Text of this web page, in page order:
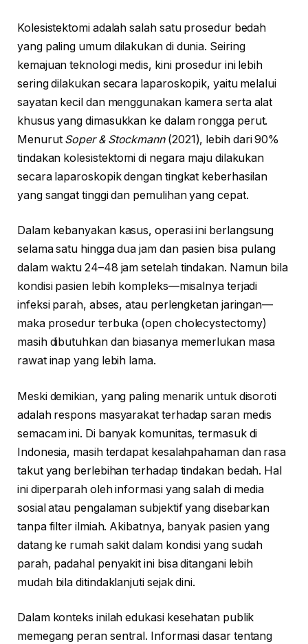
Kolesistektomi adalah salah satu prosedur bedah
yang paling umum dilakukan di dunia. Seiring
kemajuan teknologi medis, kini prosedur ini lebih
sering dilakukan secara laparoskopik, yaitu melalui
sayatan kecil dan menggunakan kamera serta alat
khusus yang dimasukkan ke dalam rongga perut.
Menurut Soper & Stockmann(2021), lebih dari 90%
tindakan kolesistektomi di negara maju dilakukan
secara laparoskopik dengan tingkat keberhasilan
yang sangat tinggi dan pemulihan yang cepat.
Dalam kebanyakan kasus, operasi ini berlangsung
selama satu hingga dua jam dan pasien bisa pulang
dalam waktu 24–48 jam setelah tindakan. Namun bila
kondisi pasien lebih kompleks—misalnya terjadi
infeksi parah, abses, atau perlengketan jaringan—
maka prosedur terbuka (open cholecystectomy)
masih dibutuhkan dan biasanya memerlukan masa
rawat inap yang lebih lama.
Meski demikian, yang paling menarik untuk disoroti
adalah respons masyarakat terhadap saran medis
semacam ini. Di banyak komunitas, termasuk di
Indonesia, masih terdapat kesalahpahaman dan rasa
takut yang berlebihan terhadap tindakan bedah. Hal
ini diperparah oleh informasi yang salah di media
sosial atau pengalaman subjektif yang disebarkan
tanpa filter ilmiah. Akibatnya, banyak pasien yang
datang ke rumah sakit dalam kondisi yang sudah
parah, padahal penyakit ini bisa ditangani lebih
mudah bila ditindaklanjuti sejak dini.
Dalam konteks inilah edukasi kesehatan publik
memegang peran sentral. Informasi dasar tentang